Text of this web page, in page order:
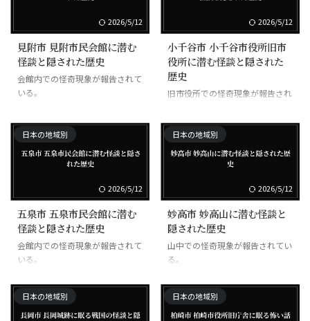
2026/5/12
見附市 見附市民会館に潜む
怪談と隠された歴史
会館内での怪奇現象が報告されて
いる。
2026/5/12
小千谷市 小千谷市役所旧市
役所に潜む怪談と隠された
歴史
旧市役所での怪奇現象が報告され
日本の地域別
2026/5/12
五泉市 五泉市民会館に潜む
怪談と隠された歴史
会館内での怪奇現象が報告されて
いる。
日本の地域別
2026/5/12
妙高市 妙高山に潜む怪談と
隠された歴史
山中での怪奇現象が報告されてい
る。
日本の地域別 日本の地域別